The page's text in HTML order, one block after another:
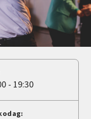
- 19:30